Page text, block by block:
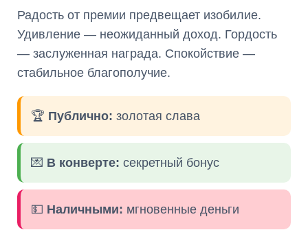
Радость от премии предвещает изобилие.
Удивление — неожиданный доход. Гордость
— заслуженная награда. Спокойствие —
стабильное благополучие.
🏆 Публично: золотая слава
💌 В конверте: секретный бонус
💵 Наличными: мгновенные деньги